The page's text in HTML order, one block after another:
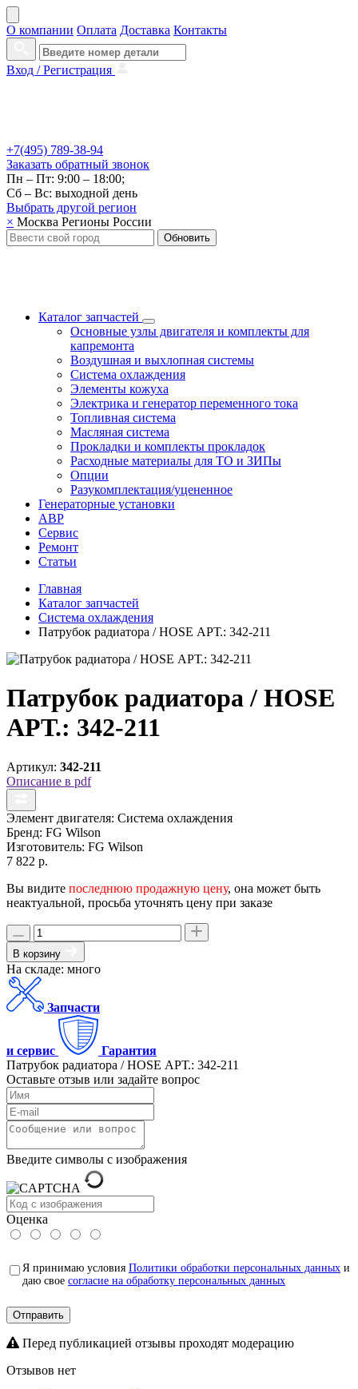
О компании Оплата Доставка Контакты
Вход /Регистрация
+7(495) 789-38-94
Заказать обратный звонок
Пн – Пт: 9:00 – 18:00;
Сб – Вс: выходной день
Выбрать другой регион
× Москва Регионы России
Обновить
Каталог запчастей
Основные узлы двигателя и комплекты для
капремонта
Воздушная и выхлопная системы
Система охлаждения
Элементы кожуха
Электрика и генератор переменного тока
Топливная система
Масляная система
Прокладки и комплекты прокладок
Расходные материалы для ТО и ЗИПы
Опции
Разукомплектация/уцененное
Генераторные установки
АВР
Сервис
Ремонт
Статьи
Главная
Каталог запчастей
Система охлаждения
Патрубок радиатора / HOSE АРТ.: 342-211
Патрубок радиатора / HOSE
АРТ.: 342-211
Артикул: 342-211
Описание в pdf
Элемент двигателя: Система охлаждения
Бренд: FG Wilson
Изготовитель: FG Wilson
7 822 р.
Вы видите последнюю продажную цену, она может быть
неактуальной, просьба уточнять цену при заказе
В корзину
На складе: много
Запчасти
и сервис
Гарантия
Патрубок радиатора / HOSE АРТ.: 342-211
Оставьте отзыв или задайте вопрос
Введите символы с изображения
Оценка
Я принимаю условия Политики обработки персональных данных и
даю свое согласие на обработку персональных данных
Отправить
Перед публикацией отзывы проходят модерацию
Отзывов нет